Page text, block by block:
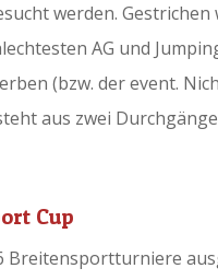
werden. Gestrichen
AG und
(bzw. der event.
aus zwei
Cup
Breitensportturniere